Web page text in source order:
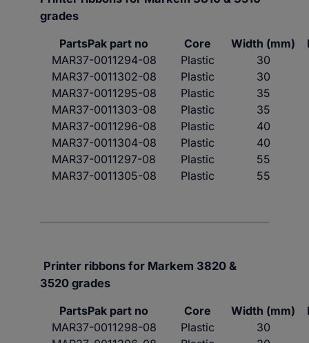
grades
PartsPak part no
Core Width (mm)
MAR37-0011294-08
Plastic
30
MAR37-0011302-08
Plastic
30
MAR37-0011295-08
Plastic
35
MAR37-0011303-08
Plastic
35
MAR37-0011296-08
Plastic
40
MAR37-0011304-08
Plastic
40
MAR37-0011297-08
Plastic
55
MAR37-0011305-08
Plastic 55
Printer ribbons for Markem 3820 &
3520grades
PartsPak part no
Core Width (mm)
MAR37-0011298-08
Plastic
30